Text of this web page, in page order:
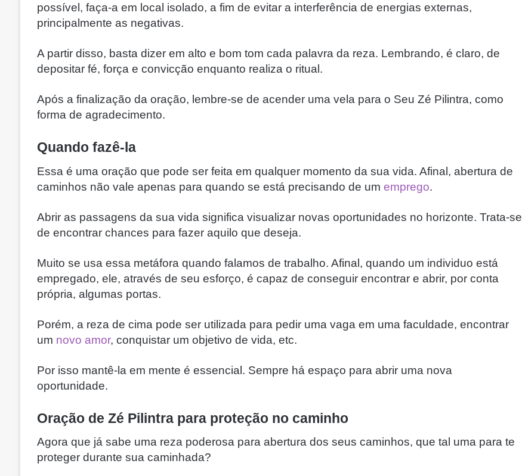
possível, faça-a em local isolado, a fim de evitar a interferência de energias externas,
principalmente as negativas.
A partir disso, basta dizer em alto e bom tom cada palavra da reza. Lembrando, é claro, de
depositar fé, força e convicção enquanto realiza o ritual.
Após a finalização da oração, lembre-se de acender uma vela para o Seu Zé Pilintra, como
forma de agradecimento.
Quando fazê-la
Essa é uma oração que pode ser feita em qualquer momento da sua vida. Afinal, abertura de
caminhos não vale apenas para quando se está precisando de um emprego.
Abrir as passagens da sua vida significa visualizar novas oportunidades no horizonte. Trata-se
de encontrar chances para fazer aquilo que deseja.
Muito se usa essa metáfora quando falamos de trabalho. Afinal, quando um individuo está
empregado, ele, através de seu esforço, é capaz de conseguir encontrar e abrir, por conta
própria, algumas portas.
Porém, a reza de cima pode ser utilizada para pedir uma vaga em uma faculdade, encontrar
um novo amor, conquistar um objetivo de vida, etc.
Por isso mantê-la em mente é essencial. Sempre há espaço para abrir uma nova
oportunidade.
Oração de Zé Pilintra para proteção no caminho
Agora que já sabe uma reza poderosa para abertura dos seus caminhos, que tal uma para te
proteger durante sua caminhada?